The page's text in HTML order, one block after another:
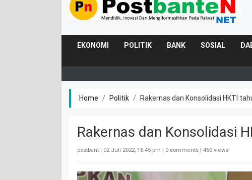
EKONOMI POLITIK BANK SOSIAL
Home Politik Rakernas dan Konsolidasi HKTI
Rakernas dan Konsolidasi
postbant | 02 Juli 2022, 16:45 pm | 0 comments | 460 views